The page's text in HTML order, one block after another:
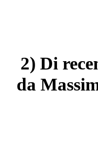
2) Di
da